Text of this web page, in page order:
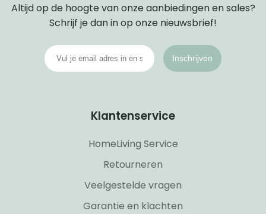
Altijd op de hoogte van onze aanbiedingen en sales?
Schrijf je dan in op onze nieuwsbrief!
Inschrijven
Klantenservice
HomeLiving Service
Retourneren
Veelgestelde vragen
Garantie en klachten